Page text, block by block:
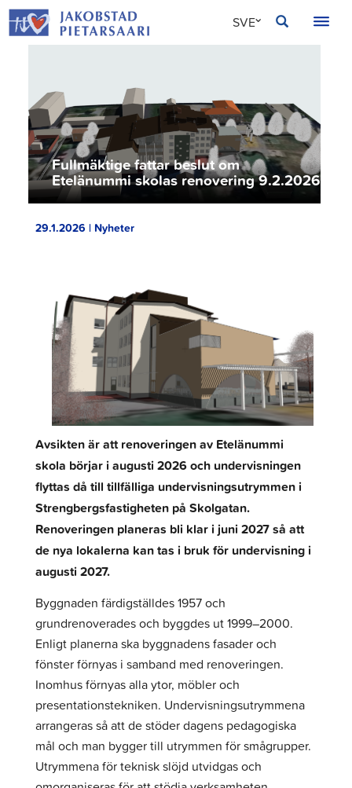
Hoppa
till
innehållet
SVE
Fullmäktige fattar beslut om
Etelänummi skolas renovering 9.2.2026
29.1.2026 | Nyheter
Avsikten är att renoveringen av Etelänummi
skola börjar i augusti 2026 och undervisningen
flyttas då till tillfälliga undervisningsutrymmen i
Strengbergsfastigheten på Skolgatan.
Renoveringen planeras bli klar i juni 2027 så att
de nya lokalerna kan tas i bruk för undervisning i
augusti 2027.
Byggnaden färdigställdes 1957 och
grundrenoverades och byggdes ut 1999–2000.
Enligt planerna ska byggnadens fasader och
fönster förnyas i samband med renoveringen.
Inomhus förnyas alla ytor, möbler och
presentationstekniken. Undervisningsutrymmena
arrangeras så att de stöder dagens pedagogiska
mål och man bygger till utrymmen för smågrupper.
Utrymmena för teknisk slöjd utvidgas och